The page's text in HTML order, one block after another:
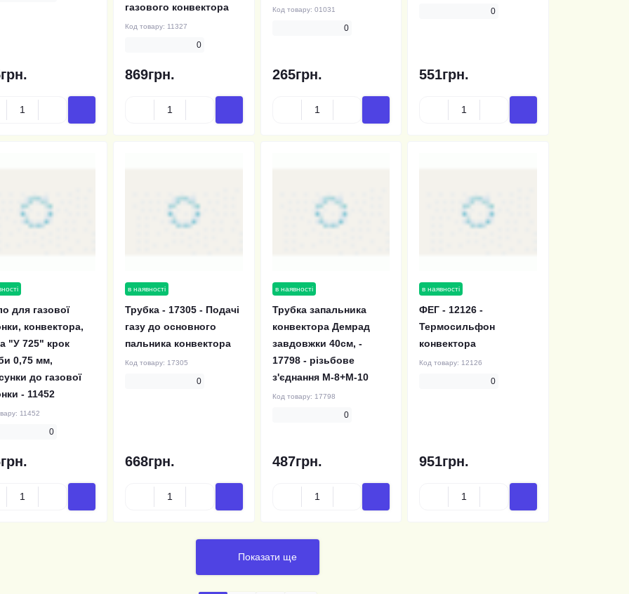
газового конвектора
Код товару: 11327
0
869грн.
Код товару: 01031
0
265грн.
0
551грн.
для газової
конвектора,
"У 725" крок
0,75 мм,
до газової
- 11452
11452
0
в наявності
Трубка - 17305 - Подачі
газу до основного
пальника конвектора
Код товару: 17305
0
668грн.
в наявності
Трубка запальника
конвектора Демрад
завдовжки 40см, -
17798 - різьбове
з'єднання М-8+М-10
Код товару: 17798
0
487грн.
в наявності
ФЕГ - 12126 -
Термосильфон
конвектора
Код товару: 12126
0
951грн.
Показати ще